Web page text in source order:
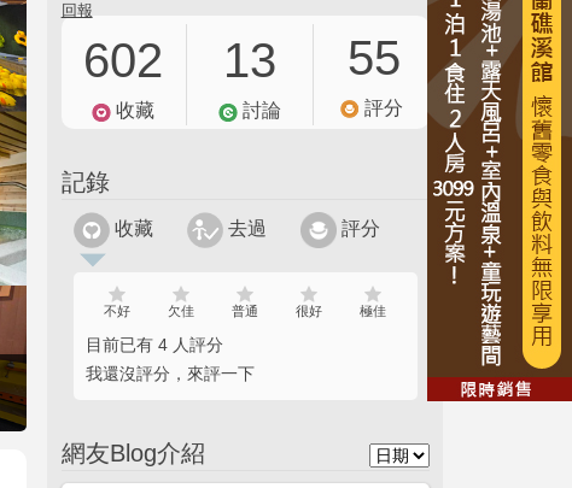
回報
602
收藏
13
討論
55
評分
記錄
收藏 去過 評分
不好 欠佳 普通 很好 極佳
目前已有 4 人評分
我還沒評分，來評一下
網友Blog介紹